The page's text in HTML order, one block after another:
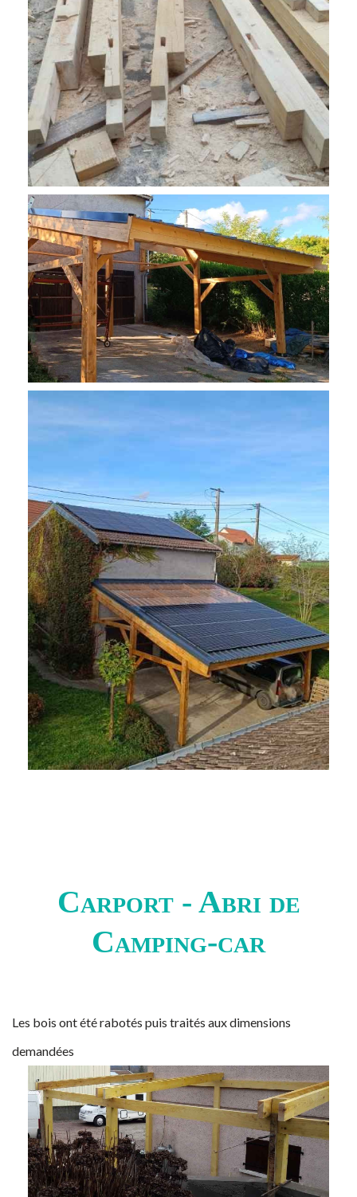
Carport - Abri de
Camping-car
Les bois ont été rabotés puis traités aux dimensions
demandées